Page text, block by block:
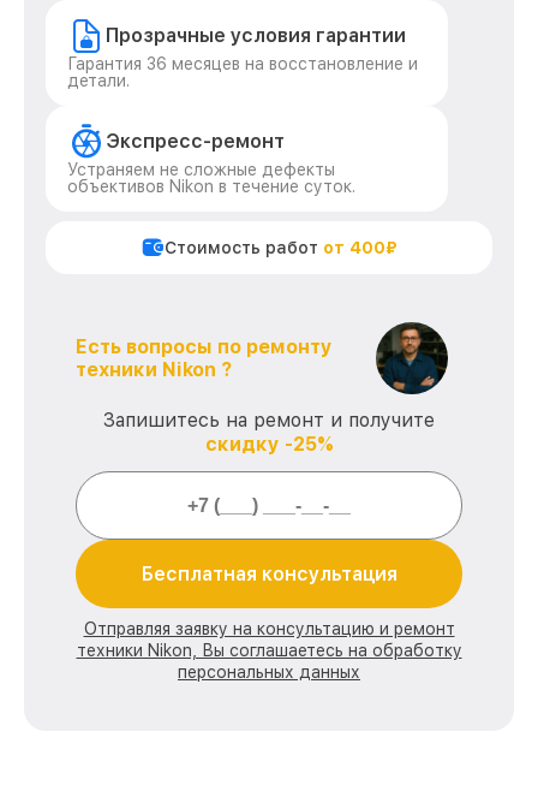
Прозрачные условия гарантии
Гарантия 36 месяцев на восстановление и
детали.
Экспресс-ремонт
Устраняем не сложные дефекты
объективов Nikon в течение суток.
Стоимость работ от 400₽
Есть вопросы по ремонту
техники Nikon ?
Запишитесь на ремонт и получите
скидку -25%
Бесплатная консультация
Отправляя заявку на консультацию и ремонт
техники Nikon, Вы соглашаетесь на обработку
персональных данных